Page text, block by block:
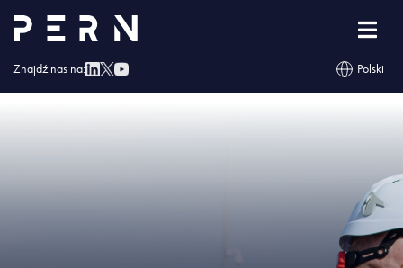
Znajdź nas na: Polski
Strona główna »Baza Paliw nr 10 w Kawicach
BP 10 Informacje na temat